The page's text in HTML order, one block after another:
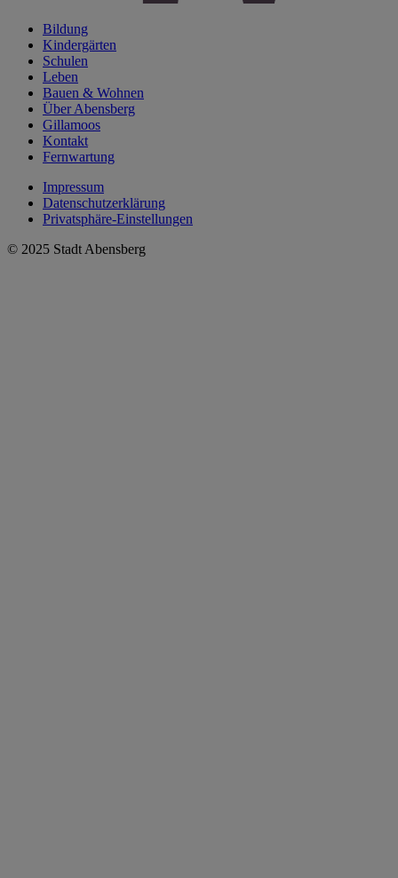
Bildung
Kindergärten
Schulen
Leben
Bauen & Wohnen
Über Abensberg
Gillamoos
Kontakt
Fernwartung
Impressum
Datenschutzerklärung
Privatsphäre-Einstellungen
© 2025 Stadt Abensberg